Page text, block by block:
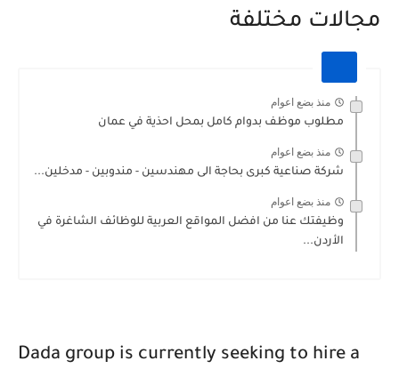
مجالات مختلفة
منذ بضع اعوام
مطلوب موظف بدوام كامل بمحل احذية في عمان
منذ بضع اعوام
شركة صناعية كبرى بحاجة الى مهندسين - مندوبين - مدخلين...
منذ بضع اعوام
وظيفتك عنا من افضل المواقع العربية للوظائف الشاغرة في
الأردن...
Dada group is currently seeking to hire a